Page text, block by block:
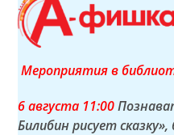
Мероприятия в
6 августа 11:00
Билибин рисует сказку»,